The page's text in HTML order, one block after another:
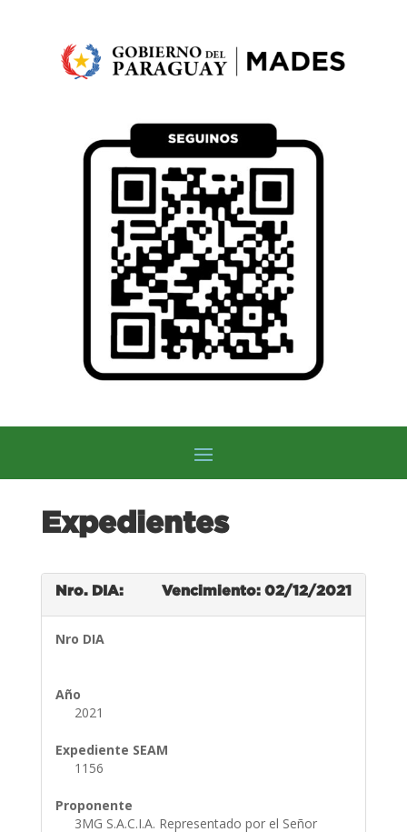
Expedientes
Nro. DIA: Vencimiento: 02/12/2021
Nro DIA
Año
2021
Expediente SEAM
1156
Proponente
3MG S.A.C.I.A. Representado por el Señor